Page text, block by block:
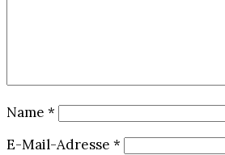
Name *
E-Mail-Adresse *